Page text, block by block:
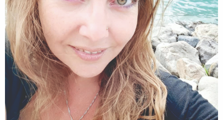
TOUT LE CATALOGUE
RENCONTRE AVEC…
REVUE DE PRESSE